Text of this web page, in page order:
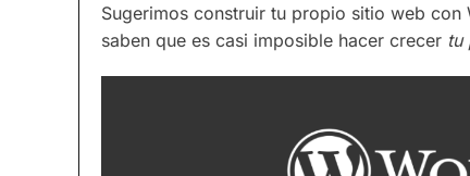
Sugerimos construir tu propio sitio web con
saben que es casi imposible hacer crecer tu